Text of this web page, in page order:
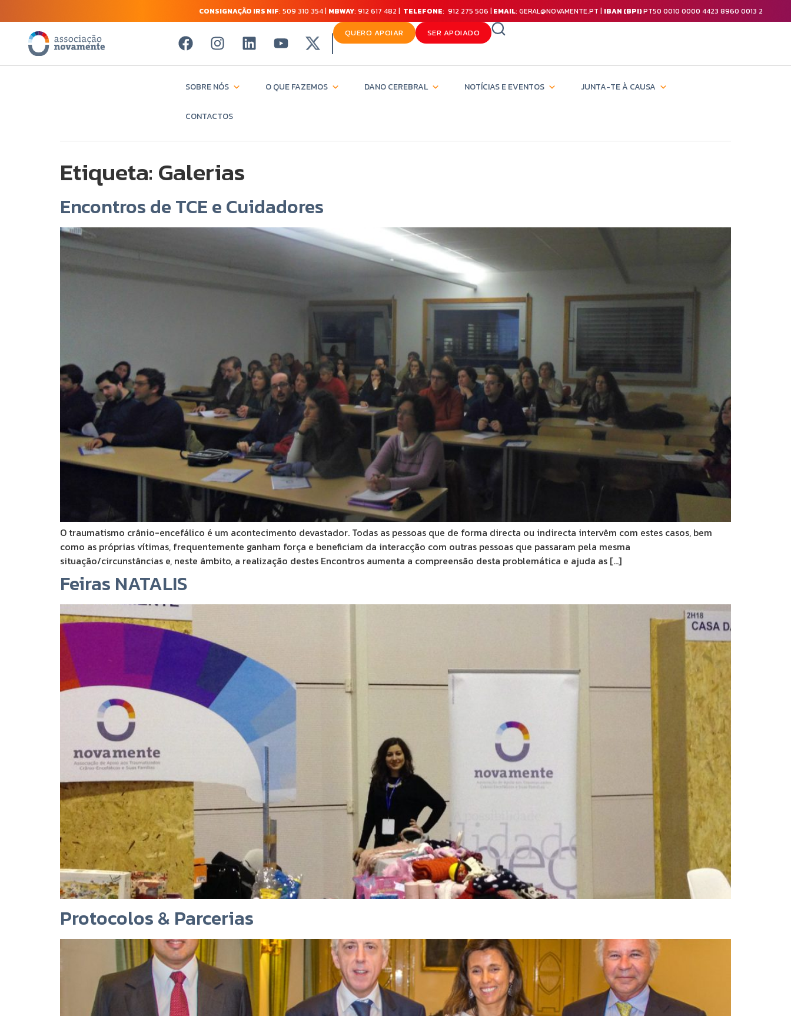
CONSIGNAÇÃO IRS NIF: 509 310 354 | MBWAY: 912 617 482 | TELEFONE: 912 275 506 | EMAIL: GERAL@NOVAMENTE.PT | IBAN (BPI)PT50 0010 0000 4423 8960 0013 2
QUERO APOIAR SER APOIADO
SOBRE NÓS O QUE FAZEMOS DANO CEREBRAL NOTÍCIAS E EVENTOS JUNTA-TE À CAUSA
CONTACTOS
Etiqueta: Galerias
Encontros de TCE e Cuidadores
O traumatismo crânio-encefálico é um acontecimento devastador. Todas as pessoas que de forma directa ou indirecta intervêm com estes casos, bem
como as próprias vítimas, frequentemente ganham força e beneficiam da interacção com outras pessoas que passaram pela mesma
situação/circunstâncias e, neste âmbito, a realização destes Encontros aumenta a compreensão desta problemática e ajuda as […]
Feiras NATALIS
Protocolos & Parcerias